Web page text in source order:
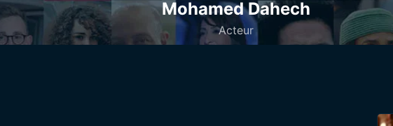
Mohamed Dahech
Acteur